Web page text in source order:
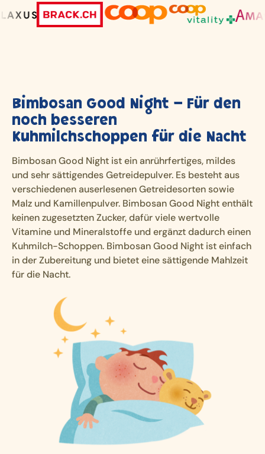
Bimbosan Good Night – Für den
noch besseren
Kuhmilchschoppen für die Nacht
Bimbosan Good Night ist ein anrührfertiges, mildes
und sehr sättigendes Getreidepulver. Es besteht aus
verschiedenen auserlesenen Getreidesorten sowie
Malz und Kamillenpulver. Bimbosan Good Night enthält
keinen zugesetzten Zucker, dafür viele wertvolle
Vitamine und Mineralstoffe und ergänzt dadurch einen
Kuhmilch-Schoppen. Bimbosan Good Night ist einfach
in der Zubereitung und bietet eine sättigende Mahlzeit
für die Nacht.